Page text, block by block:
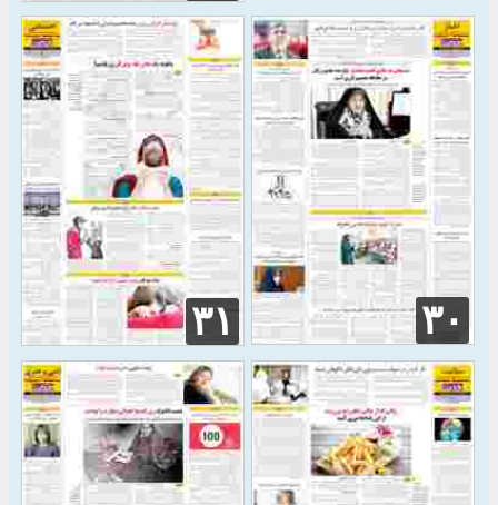
۳۰ ۳۱